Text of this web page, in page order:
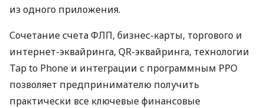
из одного приложения.
Сочетание счета ФЛП, бизнес-карты, торгового и
интернет-эквайринга, QR-эквайринга, технологии
Tap to Phone и интеграции с программным РРО
позволяет предпринимателю получить
практически все ключевые финансовые